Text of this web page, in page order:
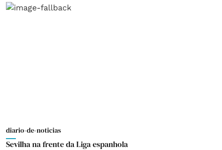
diario-de-noticias
Sevilha na frente da Liga espanhola